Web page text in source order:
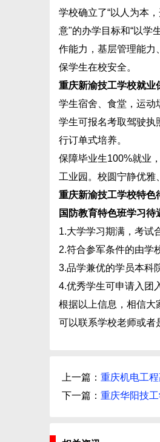
学校确立了“以人为本
意"的办学目标和“以学
作能力，基层管理能力
保学生在校安全。
重庆新渝技工学校就业
学生宿舍、食堂，运动
学生可报名考取驾驶执
行订单式培养。
保障毕业生100%就业
工业园。校圆宁静优雅
重庆新渝技工学校特色
国防教育特色班学习待
1.大学学习期满，考试
2.符合参军条件的由学
3.品学兼优的学员本科
4.优秀学生可申请入团
根据以上信息，相信大
可以联系学校老师或者
上一篇： 重庆机电工
下一篇： 重庆华阳技